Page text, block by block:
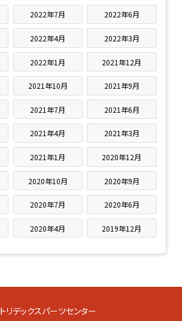
2022年7月 2022年6月
2022年4月 2022年3月
2022年1月 2021年12月
2021年10月 2021年9月
2021年7月 2021年6月
2021年4月 2021年3月
2021年1月 2020年12月
2020年10月 2020年9月
2020年7月 2020年6月
2020年4月 2019年12月
トリデックスパーツセンター